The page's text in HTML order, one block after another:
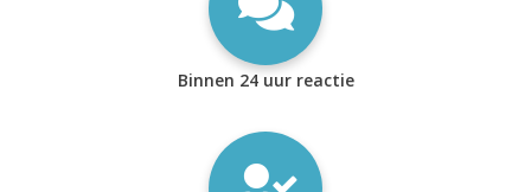
Binnen 24 uur reactie